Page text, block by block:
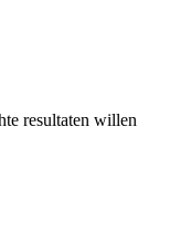
resultaten willen